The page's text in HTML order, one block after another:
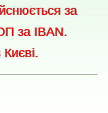
за
за IBAN.